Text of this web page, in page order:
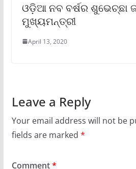
ଓଡ଼ିଆ ନବ ବର୍ଷର ଶୁଭେଚ୍ଛା
ମୁଖ୍ୟମନ୍ତ୍ରୀ
April 13, 2020
Leave a Reply
Your email address will not be
fields are marked *
Comment*